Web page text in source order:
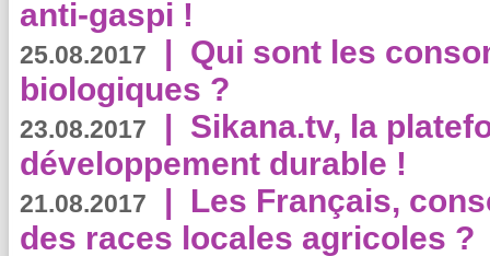
anti-gaspi !
25.08.2017 | Qui sont les
biologiques ?
23.08.2017 | Sikana.tv, la
développement durable !
21.08.2017 | Les Français,
des races locales agricoles ?